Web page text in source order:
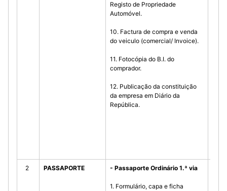
Registo de Propriedade
Automóvel.
10. Factura de compra e venda
do veiculo (comercial/ Invoice).
11. Fotocópia do B.I. do
comprador.
12. Publicação da constituição
da empresa em Diário da
República.
2 PASSAPORTE - Passaporte Ordinário 1.ª via
1. Formulário, capa e ficha